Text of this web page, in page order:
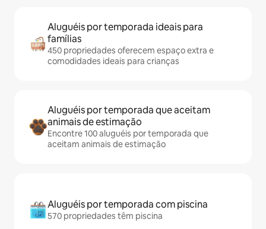
Aluguéis por temporada ideais para
famílias
450 propriedades oferecem espaço extra e
comodidades ideais para crianças
Aluguéis por temporada que aceitam
animais de estimação
Encontre 100 aluguéis por temporada que
aceitam animais de estimação
Aluguéis por temporada com piscina
570 propriedades têm piscina